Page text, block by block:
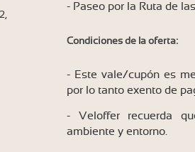
- Paseo por la Ruta de
Condiciones de la oferta:
- Este vale/cupón es
por lo tanto exento de
- Veloffer recuerda
ambiente y entorno.